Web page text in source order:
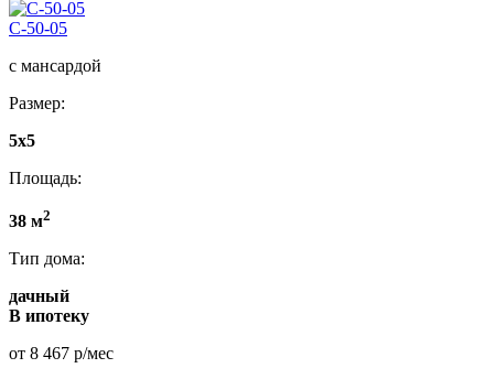
C-50-05
с мансардой
Размер:
5x5
Площадь:
38 м2
Тип дома:
дачный
В ипотеку
от 8 467 р/мес